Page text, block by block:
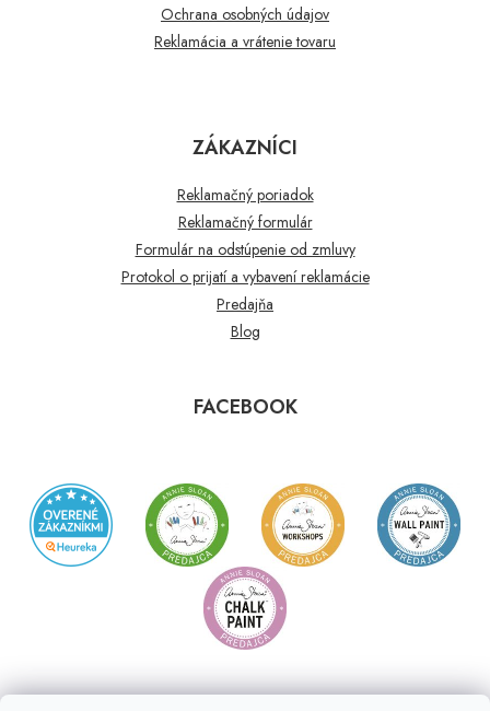
Ochrana osobných údajov
Reklamácia a vrátenie tovaru
ZÁKAZNÍCI
Reklamačný poriadok
Reklamačný formulár
Formulár na odstúpenie od zmluvy
Protokol o prijatí a vybavení reklamácie
Predajňa
Blog
FACEBOOK